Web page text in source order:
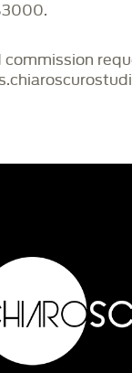
commission